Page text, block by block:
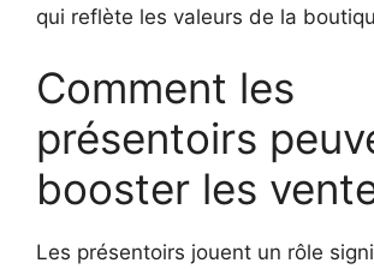
qui reflète les valeurs de la
Comment les
présentoirs
booster les
Les présentoirs jouent un rôle